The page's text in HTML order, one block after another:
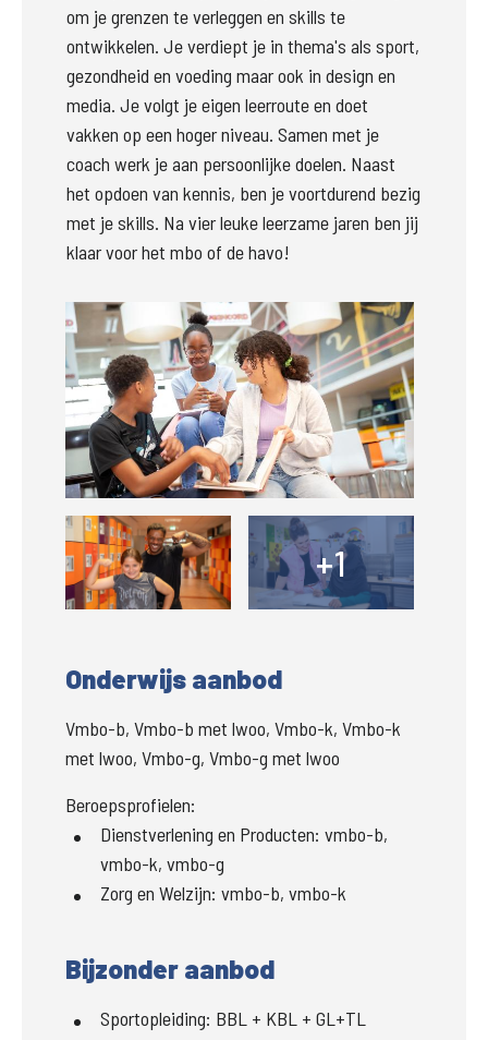
om je grenzen te verleggen en skills te
ontwikkelen. Je verdiept je in thema's als sport,
gezondheid en voeding maar ook in design en
media. Je volgt je eigen leerroute en doet
vakken op een hoger niveau. Samen met je
coach werk je aan persoonlijke doelen. Naast
het opdoen van kennis, ben je voortdurend bezig
met je skills. Na vier leuke leerzame jaren ben jij
klaar voor het mbo of de havo!
Groter
Groter
+1+
Onderwijs aanbod
Vmbo-b, Vmbo-b met lwoo, Vmbo-k, Vmbo-k
met lwoo, Vmbo-g, Vmbo-g met lwoo
Beroepsprofielen:
Dienstverlening en Producten: vmbo-b,
vmbo-k, vmbo-g
Zorg en Welzijn: vmbo-b, vmbo-k
Bijzonder aanbod
Sportopleiding: BBL + KBL + GL+TL